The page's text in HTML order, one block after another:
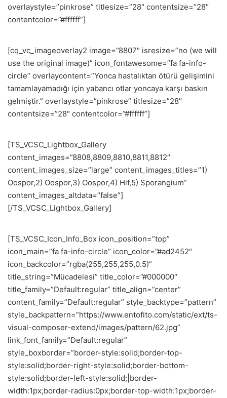
overlaystyle=”pinkrose” titlesize=”28″ contentsize=”28″
contentcolor=”#ffffff”]
[cq_vc_imageoverlay2 image=”8807″ isresize=”no (we will
use the original image)” icon_fontawesome=”fa fa-info-
circle” overlaycontent=”Yonca hastalıktan ötürü gelişimini
tamamlayamadığı için yabancı otlar yoncaya karşı baskın
gelmiştir.” overlaystyle=”pinkrose” titlesize=”28″
contentsize=”28″ contentcolor=”#ffffff”]
[TS_VCSC_Lightbox_Gallery
content_images=”8808,8809,8810,8811,8812″
content_images_size=”large” content_images_titles=”1)
Oospor,2) Oospor,3) Oospor,4) Hif,5) Sporangium”
content_images_altdata=”false”]
[/TS_VCSC_Lightbox_Gallery]
[TS_VCSC_Icon_Info_Box icon_position=”top”
icon_main=”fa fa-info-circle” icon_color=”#ad2452″
icon_backcolor=”rgba(255,255,255,0.5)”
title_string=”Mücadelesi” title_color=”#000000″
title_family=”Default:regular” title_align=”center”
content_family=”Default:regular” style_backtype=”pattern”
style_backpattern=”https://www.entofito.com/static/ext/ts-
visual-composer-extend/images/pattern/62.jpg”
link_font_family=”Default:regular”
style_boxborder=”border-style:solid;border-top-
style:solid;border-right-style:solid;border-bottom-
style:solid;border-left-style:solid;|border-
width:1px;border-radius:0px;border-top-width:1px;border-